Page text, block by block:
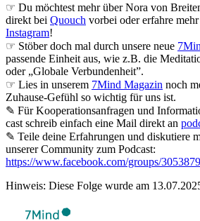
☞ Du möchtest mehr über Nora von
direkt bei Quouch vorbei oder erfahre
Instagram!
☞ Stöber doch mal durch unsere neue
passende Einheit aus, wie z.B. die
oder „Globale Verbundenheit”.
☞ Lies in unserem 7Mind Magazin noch
Zuhause-Gefühl so wichtig für uns ist.
✎ Für Koope­ra­ti­ons­an­fra­gen und
cast schreib ein­fach eine Mail direkt an
✎ Teile deine Erfahrungen und diskutiere
unserer Community zum Podcast:
https://www.facebook.com/groups/
Hinweis: Diese Folge wurde am